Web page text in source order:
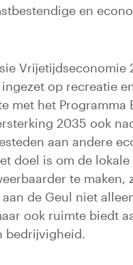
en
Vrijetijdseconomie
op recreatie
met het Programma
2035 ook
aan andere
doel is om de
te maken,
de Geul niet
ook ruimte biedt
bedrijvigheid.